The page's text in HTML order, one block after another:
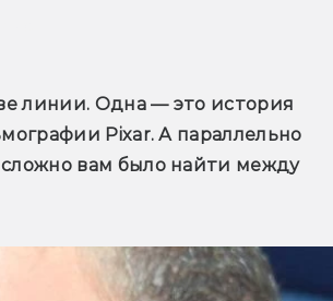
линии. Одна — это история
Pixar. А параллельно
вам было найти между